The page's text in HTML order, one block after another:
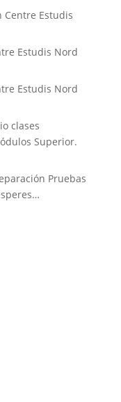
Centre Estudis
Estudis Nord
Estudis Nord
clases
Superior.
Pruebas